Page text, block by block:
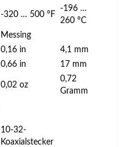
-320 … 500 °F
-196 …
260 °C
Messing
0,16 in
4,1 mm
0,66 in 17 mm
0,02 oz
0,72
Gramm
10-32-
Koaxialstecker